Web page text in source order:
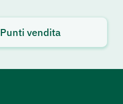
Punti vendita